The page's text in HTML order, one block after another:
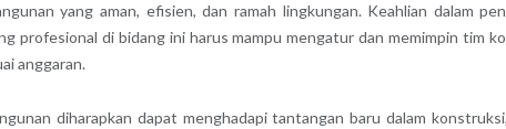
yang aman, efisien, dan ramah lingkungan. Keahlian dalam
profesional di bidang ini harus mampu mengatur dan memimpin tim
anggaran.
diharapkan dapat menghadapi tantangan baru dalam